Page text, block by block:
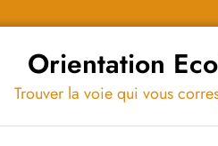
Orientation
Trouver la voie qui vous